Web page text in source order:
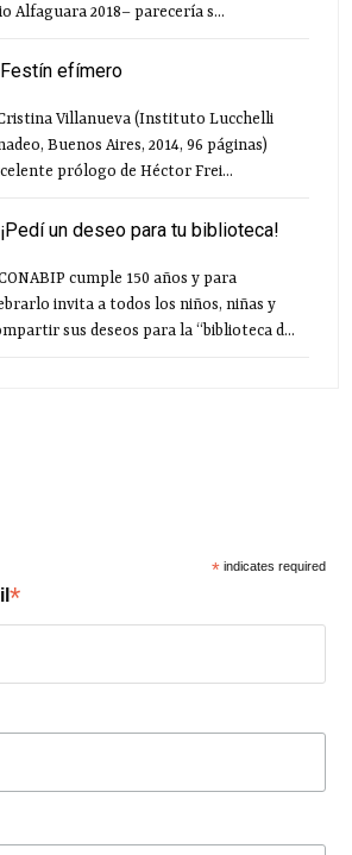
Alfaguara 2018– parecería s...
Festín efímero
Villanueva (Instituto Lucchelli
Buenos Aires, 2014, 96 páginas)
prólogo de Héctor Frei...
¡Pedí un deseo para tu biblioteca!
cumple 150 años y para
invita a todos los niños, niñas y
sus deseos para la “biblioteca d...
* indicates required
*